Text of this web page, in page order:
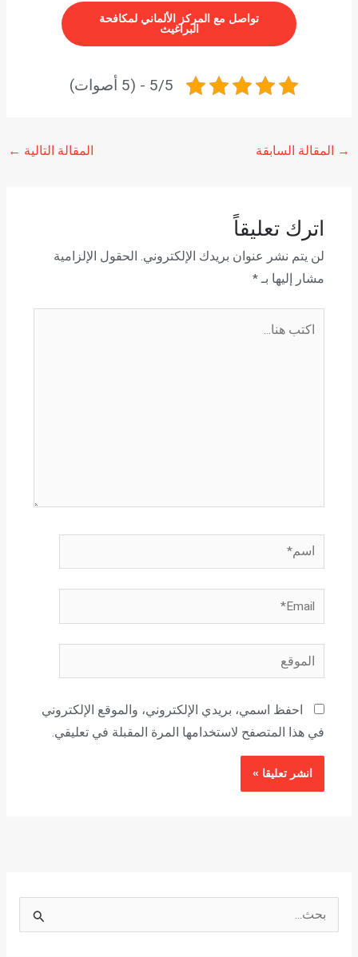
تواصل مع المركز الألماني لمكافحة
البراغيث
5/5 - (5 أصوات)
→ المقالة السابقة المقالة التالية ←
اترك تعليقاً
لن يتم نشر عنوان بريدك الإلكتروني. الحقول الإلزامية
مشار إليها بـ*
اسم*
Email*
الموقع
احفظ اسمي، بريدي الإلكتروني، والموقع الإلكتروني
في هذا المتصفح لاستخدامها المرة المقبلة في تعليقي.